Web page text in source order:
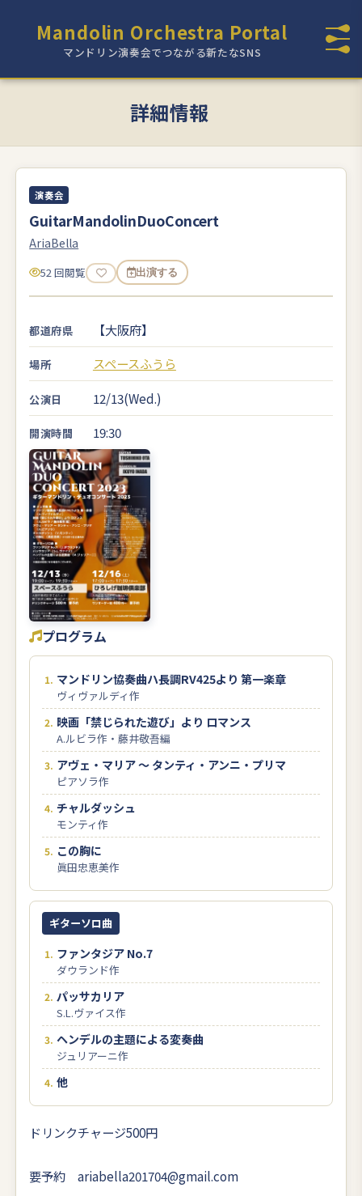
Mandolin Orchestra Portal
マンドリン演奏会でつながる新たなSNS
詳細情報
演奏会
GuitarMandolinDuoConcert
AriaBella
52 回閲覧 出演する
都道府県 【大阪府】
場所 スペースふうら
公演日 12/13(Wed.)
開演時間 19:30
プログラム
マンドリン協奏曲ハ長調RV425より 第一楽章
ヴィヴァルディ作
映画「禁じられた遊び」より ロマンス
A.ルビラ作・藤井敬吾編
アヴェ・マリア ～ タンティ・アンニ・プリマ
ピアソラ作
チャルダッシュ
モンティ作
この胸に
眞田忠恵美作
ギターソロ曲
ファンタジア No.7
ダウランド作
パッサカリア
S.L.ヴァイス作
ヘンデルの主題による変奏曲
ジュリアーニ作
他
ドリンクチャージ500円
要予約 ariabella201704@gmail.com